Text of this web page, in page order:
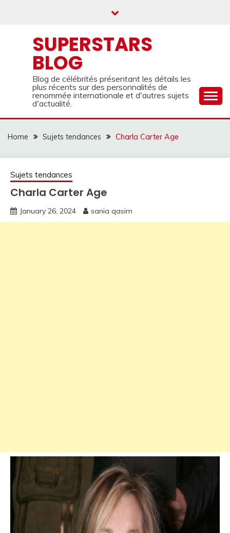
SUPERSTARS
BLOG
Blog de célébrités présentant les détails les
plus récents sur des personnalités de
renommée internationale et d'autres sujets
d'actualité.
Home Sujets tendances Charla Carter Age
Sujets tendances
Charla Carter Age
January 26, 2024 sania qasim